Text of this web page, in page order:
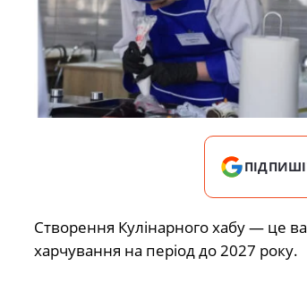
Створення Кулінарного хабу — це
харчування на період до 2027 року.